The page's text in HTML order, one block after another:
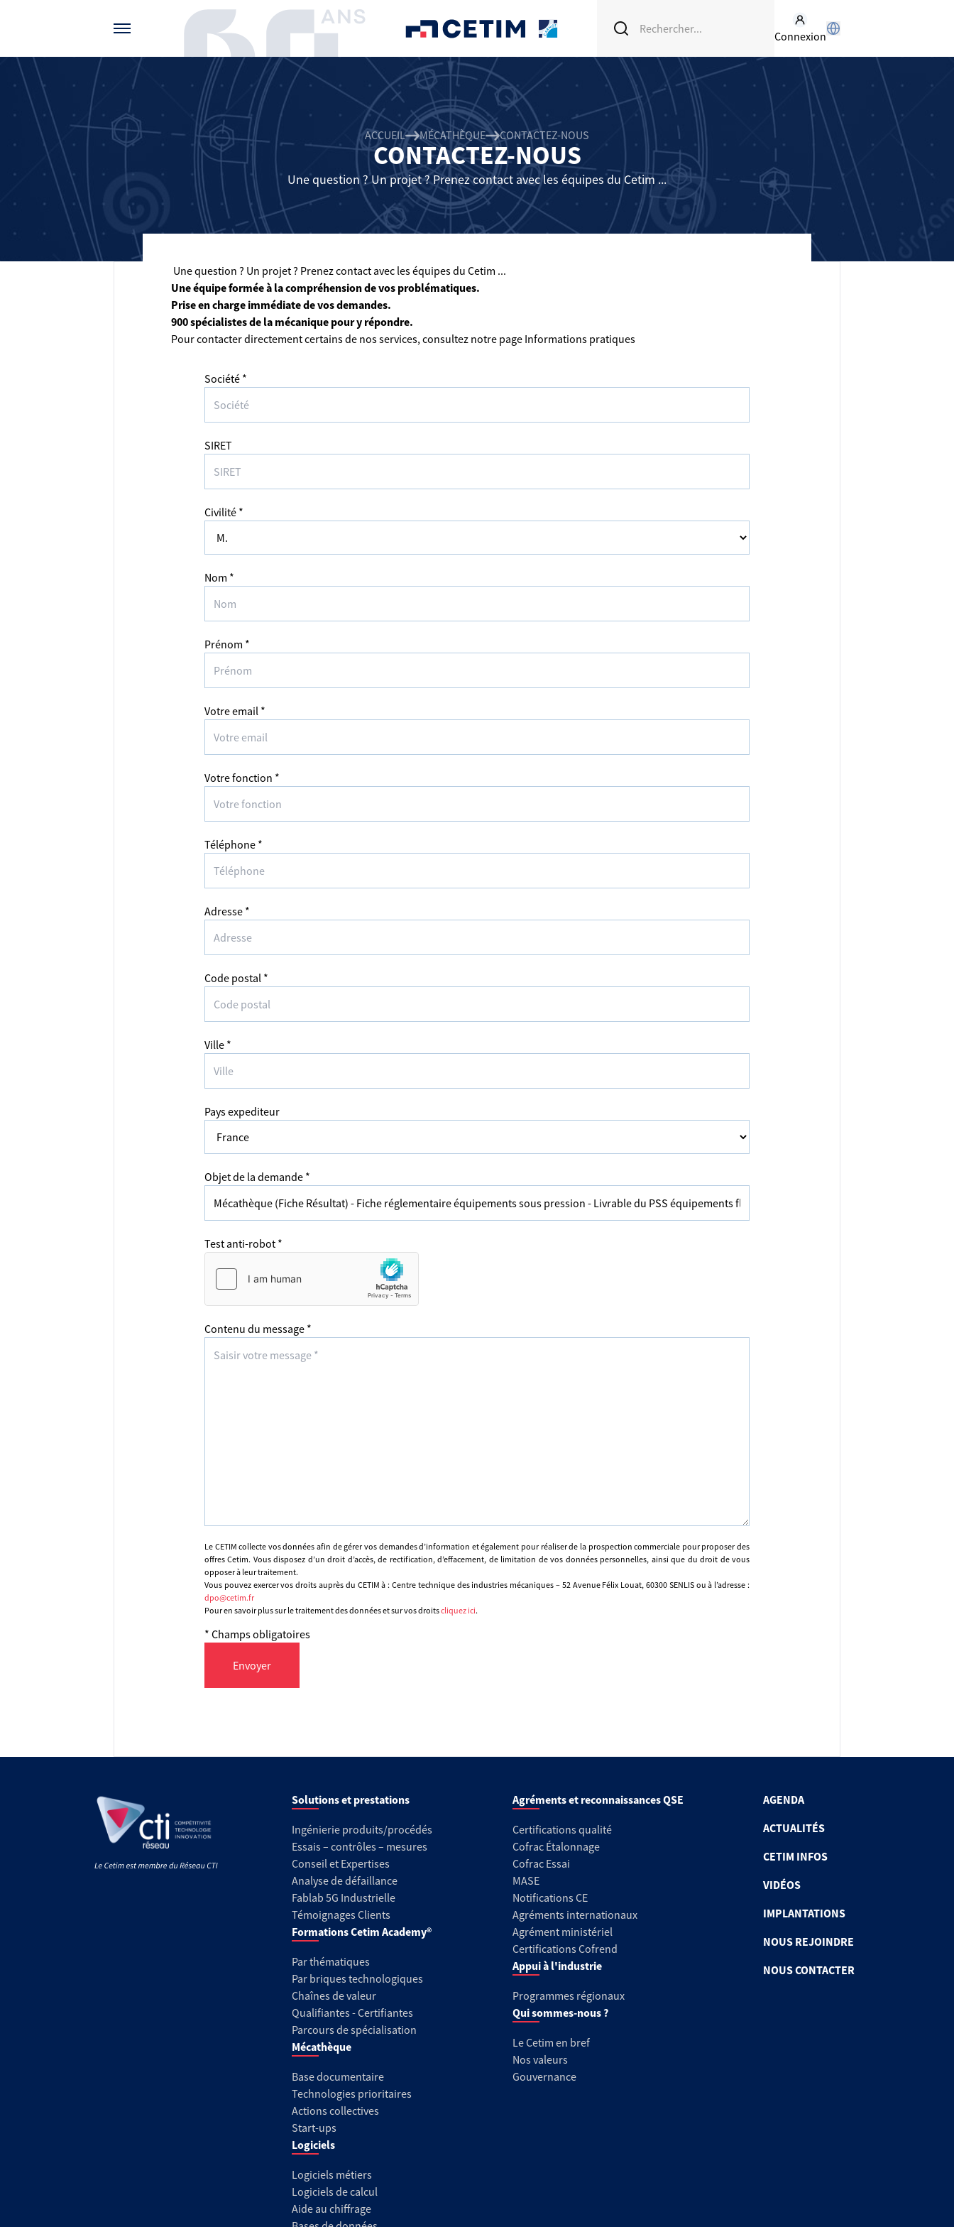
Connexion
ACCUEIL MÉCATHÈQUE CONTACTEZ-NOUS
CONTACTEZ-NOUS
Une question ? Un projet ? Prenez contact avec les équipes du Cetim ...
Une question ? Un projet ? Prenez contact avec les équipes du Cetim ...
Une équipe formée à la compréhension de vos problématiques.
Prise en charge immédiate de vos demandes.
900 spécialistes de la mécanique pour y répondre.
Pour contacter directement certains de nos services, consultez notre page Informations pratiques
Société *
SIRET
Civilité *
Nom *
Prénom *
Votre email *
Votre fonction *
Téléphone *
Adresse *
Code postal *
Ville *
Pays expediteur
Objet de la demande *
Test anti-robot *
Contenu du message *
Le CETIM collecte vos données afin de gérer vos demandes d’information et également pour réaliser de la prospection commerciale pour proposer des
offres Cetim. Vous disposez d’un droit d’accès, de rectification, d’effacement, de limitation de vos données personnelles, ainsi que du droit de vous
opposer à leur traitement.
Vous pouvez exercer vos droits auprès du CETIM à : Centre technique des industries mécaniques – 52 Avenue Félix Louat, 60300 SENLIS ou à l’adresse :
dpo@cetim.fr
Pour en savoir plus sur le traitement des données et sur vos droitscliquez ici.
* Champs obligatoires
Envoyer
Solutions et prestations
Ingénierie produits/procédés
Essais – contrôles – mesures
Conseil et Expertises
Analyse de défaillance
Fablab 5G Industrielle
Témoignages Clients
Formations Cetim Academy®
Par thématiques
Par briques technologiques
Chaînes de valeur
Qualifiantes - Certifiantes
Parcours de spécialisation
Mécathèque
Base documentaire
Technologies prioritaires
Actions collectives
Start-ups
Logiciels
Logiciels métiers
Logiciels de calcul
Aide au chiffrage
Agréments et reconnaissances QSE
Certifications qualité
Cofrac Étalonnage
Cofrac Essai
MASE
Notifications CE
Agréments internationaux
Agrément ministériel
Certifications Cofrend
Appui à l'industrie
Programmes régionaux
Qui sommes-nous ?
Le Cetim en bref
Nos valeurs
Gouvernance
AGENDA
ACTUALITÉS
CETIM INFOS
VIDÉOS
IMPLANTATIONS
NOUS REJOINDRE
NOUS CONTACTER